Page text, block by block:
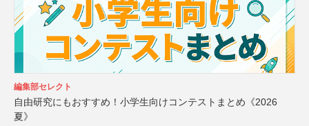
編集部セレクト
自由研究にもおすすめ！小学生向けコンテストまとめ《2026
夏》